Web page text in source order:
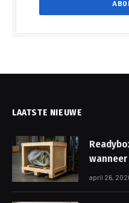
LAATSTE NIEUWE
april 26,